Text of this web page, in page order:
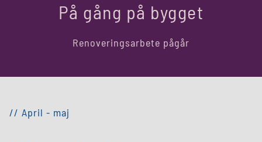
På gång på bygget
Renoveringsarbete pågår
// April - maj